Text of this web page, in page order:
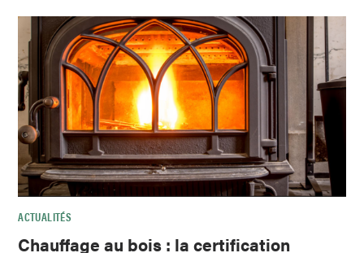
ACTUALITÉS
Chauffage au bois : la certification